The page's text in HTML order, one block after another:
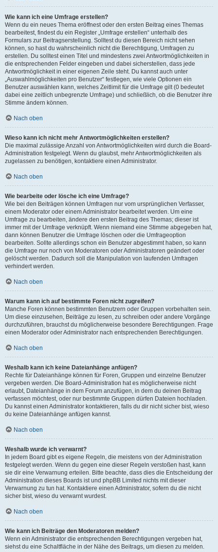
Wie kann ich eine Umfrage erstellen?
Wenn du ein neues Thema eröffnest oder den ersten Beitrag eines Themas
bearbeitest, findest du ein Register „Umfrage erstellen“ unterhalb des
Formulars zur Beitragserstellung. Solltest du diesen Bereich nicht sehen
können, so hast du wahrscheinlich nicht die Berechtigung, Umfragen zu
erstellen. Du solltest einen Titel und mindestens zwei Antwortmöglichkeiten in
die entsprechenden Felder eingeben und dabei sicherstellen, dass jede
Antwortmöglichkeit in einer eigenen Zeile steht. Du kannst auch unter
„Auswahlmöglichkeiten pro Benutzer“ festlegen, wie viele Optionen ein
Benutzer auswählen kann, welches Zeitlimit für die Umfrage gilt (0 bedeutet
dabei eine zeitlich unbegrenzte Umfrage) und schließlich, ob die Benutzer ihre
Stimme ändern können.
Nach oben
Wieso kann ich nicht mehr Antwortmöglichkeiten erstellen?
Die maximal zulässige Anzahl von Antwortmöglichkeiten wird durch die Board-
Administration festgelegt. Wenn du glaubst, mehr Antwortmöglichkeiten als
zugelassen zu benötigen, kontaktiere einen Administrator.
Nach oben
Wie bearbeite oder lösche ich eine Umfrage?
Wie bei den Beiträgen können Umfragen nur vom ursprünglichen Verfasser,
einem Moderator oder einem Administrator bearbeitet werden. Um eine
Umfrage zu bearbeiten, ändere den ersten Beitrag des Themas; dieser ist
immer mit der Umfrage verknüpft. Wenn niemand eine Stimme abgegeben hat,
dann können Benutzer die Umfrage löschen oder die Umfrageoption
bearbeiten. Sollte allerdings schon ein Benutzer abgestimmt haben, so kann
die Umfrage nur noch von Moderatoren oder Administratoren geändert oder
gelöscht werden. Dadurch soll die Manipulation von laufenden Umfragen
verhindert werden.
Nach oben
Warum kann ich auf bestimmte Foren nicht zugreifen?
Manche Foren können bestimmten Benutzern oder Gruppen vorbehalten sein.
Um diese einzusehen, Beiträge zu lesen, zu schreiben oder andere Vorgänge
durchzuführen, brauchst du möglicherweise besondere Berechtigungen. Frage
einen Moderator oder Administrator nach entsprechenden Berechtigungen.
Nach oben
Weshalb kann ich keine Dateianhänge anfügen?
Rechte für Dateianhänge können für Foren, Gruppen und einzelne Benutzer
vergeben werden. Die Board-Administration hat es möglicherweise nicht
erlaubt, Dateianhänge in dem Forum anzufügen, in dem du deinen Beitrag
verfassen möchtest, oder nur bestimmte Gruppen dürfen Dateien hochladen.
Du kannst einen Administrator kontaktieren, falls du dir nicht sicher bist, wieso
du keine Dateianhänge anfügen kannst.
Nach oben
Weshalb wurde ich verwarnt?
In jedem Board gibt es eigene Regeln, die meistens von der Administration
festgelegt werden. Wenn du gegen eine dieser Regeln verstoßen hast, kann
sie dir eine Verwarnung erteilen. Bitte beachte, dass dies die Entscheidung der
Administration dieses Boards ist und phpBB Limited nichts mit dieser
Verwarnung zu tun hat. Kontaktiere einen Administrator, sofern du die nicht
sicher bist, wieso du verwarnt wurdest.
Nach oben
Wie kann ich Beiträge den Moderatoren melden?
Wenn ein Administrator die entsprechenden Berechtigungen vergeben hat,
siehst du eine Schaltfläche in der Nähe des Beitrags, um diesen zu melden.